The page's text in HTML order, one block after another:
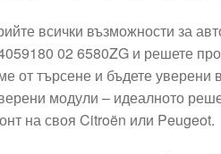
всички възможности за
02 6580ZG и решете
от търсене и бъдете
модули – идеалното
на своя Citroën или Peugeot.